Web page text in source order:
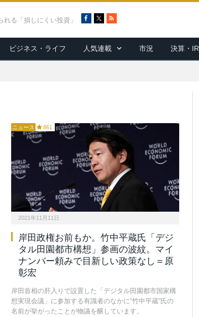
れる「損しにくい投資」
c
e
b
R
S
ビジネス・ライフ 人気連載 市況 決算・IR
ニュース 861
2021年11月11日
岸田政権お前もか。竹中平蔵氏「デジ
タル田園都市構想」参画の波紋。マイ
ナンバー頼みで目新しい政策なし＝原
彰宏
岸田首相の肝入りで設置した「デジタル田園都市国家構
想実現会議」に参加する有識者のなかに“竹中平蔵”氏の
名前が挙がったことが物議を醸しています。